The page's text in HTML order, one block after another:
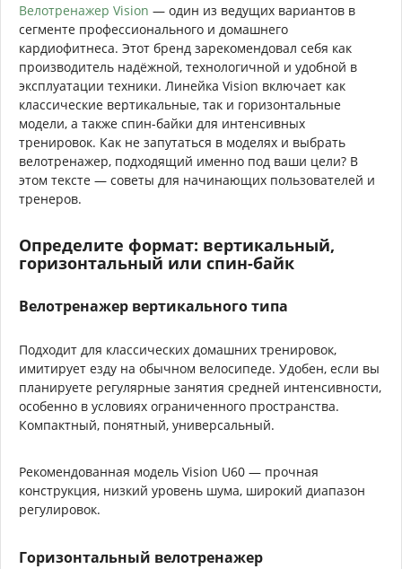
Велотренажер Vision — один из ведущих вариантов в
сегменте профессионального и домашнего
кардиофитнеса. Этот бренд зарекомендовал себя как
производитель надёжной, технологичной и удобной в
эксплуатации техники. Линейка Vision включает как
классические вертикальные, так и горизонтальные
модели, а также спин-байки для интенсивных
тренировок. Как не запутаться в моделях и выбрать
велотренажер, подходящий именно под ваши цели? В
этом тексте — советы для начинающих пользователей и
тренеров.
Определите формат: вертикальный,
горизонтальный или спин-байк
Велотренажер вертикального типа
Подходит для классических домашних тренировок,
имитирует езду на обычном велосипеде. Удобен, если вы
планируете регулярные занятия средней интенсивности,
особенно в условиях ограниченного пространства.
Компактный, понятный, универсальный.
Рекомендованная модель Vision U60 — прочная
конструкция, низкий уровень шума, широкий диапазон
регулировок.
Горизонтальный велотренажер